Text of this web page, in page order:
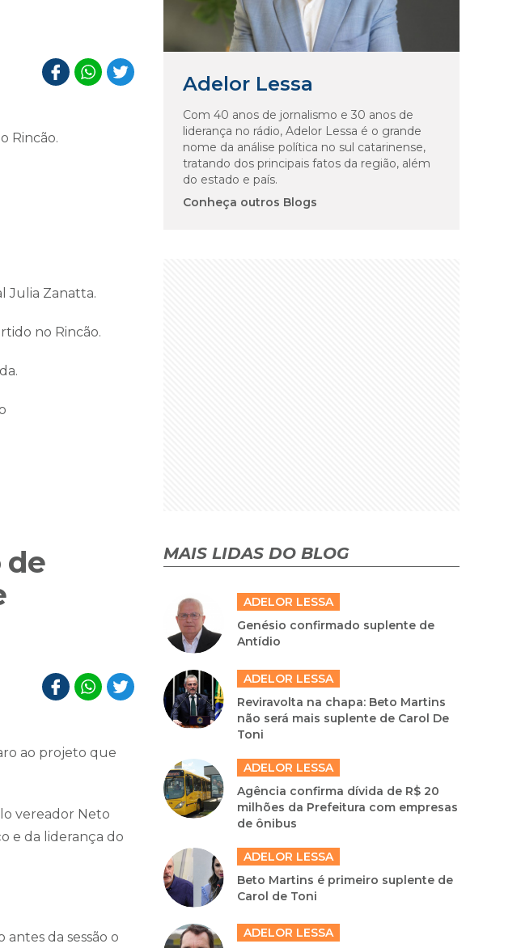
Rincão.
Julia Zanatta.
no Rincão.
de
ao projeto que
vereador Neto
e da liderança do
da sessão o
Adelor Lessa
Com 40 anos de jornalismo e 30 anos de
liderança no rádio, Adelor Lessa é o grande
nome da análise política no sul catarinense,
tratando dos principais fatos da região, além
do estado e país.
Conheça outros Blogs
MAIS LIDAS DO BLOG
ADELOR LESSA
Genésio confirmado suplente de
Antídio
ADELOR LESSA
Reviravolta na chapa: Beto Martins
não será mais suplente de Carol De
Toni
ADELOR LESSA
Agência confirma dívida de R$ 20
milhões da Prefeitura com empresas
de ônibus
ADELOR LESSA
Beto Martins é primeiro suplente de
Carol de Toni
ADELOR LESSA